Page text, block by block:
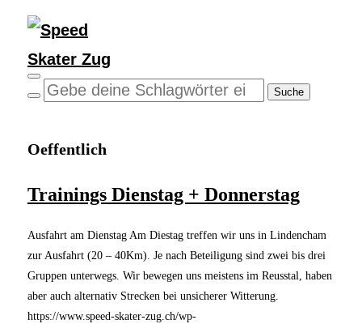
Seitenleiste & Navigation umschalten
Oeffentlich
Trainings Dienstag + Donnerstag
Ausfahrt am Dienstag Am Diestag treffen wir uns in Lindencham
zur Ausfahrt (20 – 40Km). Je nach Beteiligung sind zwei bis drei
Gruppen unterwegs. Wir bewegen uns meistens im Reusstal, haben
aber auch alternativ Strecken bei unsicherer Witterung.
https://www.speed-skater-zug.ch/wp-